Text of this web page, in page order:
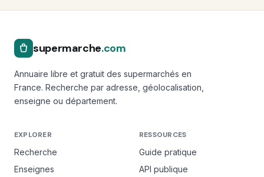
supermarche.com
Annuaire libre et gratuit des supermarchés en
France. Recherche par adresse, géolocalisation,
enseigne ou département.
EXPLORER
Recherche
Enseignes
RESSOURCES
Guide pratique
API publique